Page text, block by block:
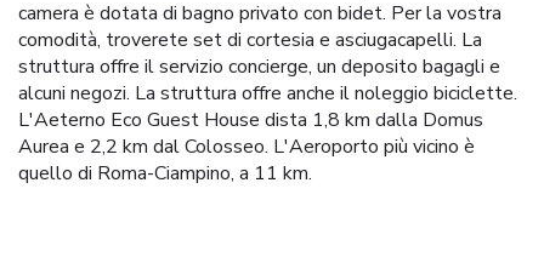
camera è dotata di bagno privato con bidet. Per la vostra
comodità, troverete set di cortesia e asciugacapelli. La
struttura offre il servizio concierge, un deposito bagagli e
alcuni negozi. La struttura offre anche il noleggio biciclette.
L'Aeterno Eco Guest House dista 1,8 km dalla Domus
Aurea e 2,2 km dal Colosseo. L'Aeroporto più vicino è
quello di Roma-Ciampino, a 11 km.